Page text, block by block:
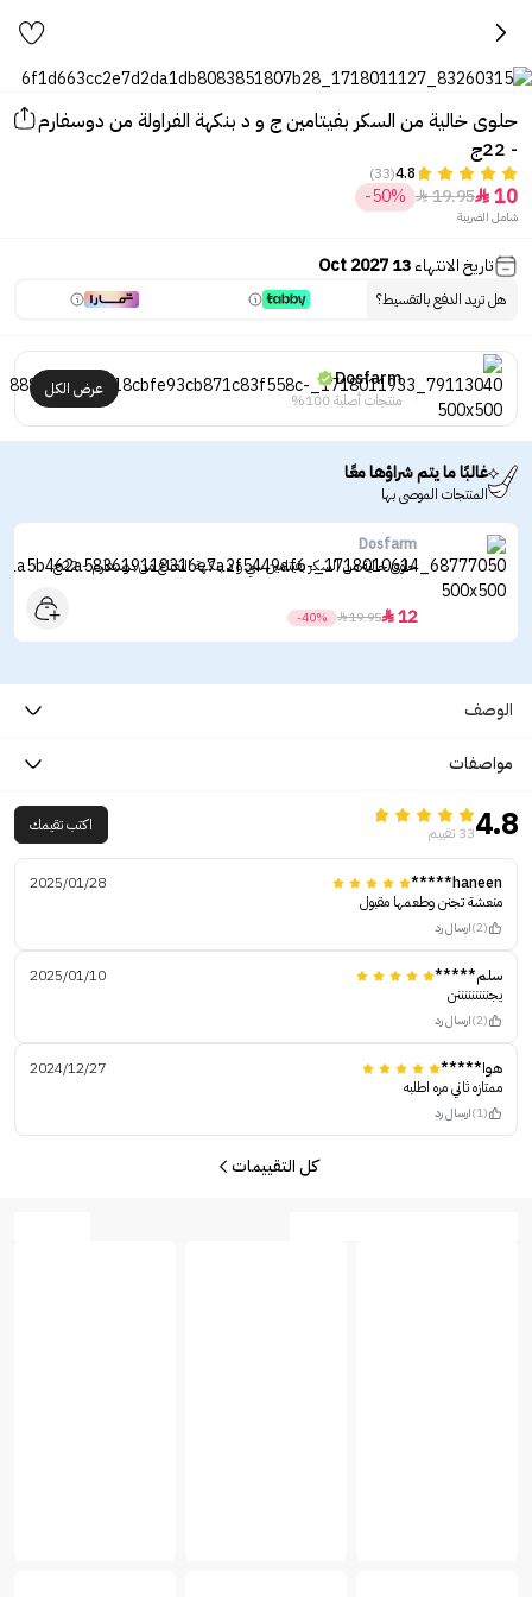
حلوى خالية من السكر بفيتامين ج و د بنكهة الفراولة من دوسفارم
- 22ج
4.8
(33)
10

19.95

-50%
شامل الضريبة
تاريخ الانتهاء13 Oct 2027
هل تريد الدفع بالتقسيط؟
Dosfarm
منتجات أصلية 100%
عرض الكل
غالبًا ما يتم شراؤها معًا
المنتجات الموصى بها
Dosfarm
حلوى خالية من السكر بفيتامين سي و د بنكهة النعناع من دوسفارم - 22ج
12

19.95

-40%
الوصف
مواصفات
4.833 تقييم اكتب تقيمك
haneen*****
2025/01/28
منعشة تجنن وطعمها مقبول
(2) ارسال رد
سلم*****
2025/01/10
يجنننننننننن
(2) ارسال رد
هوا*****
2024/12/27
ممتازه ثاني مره اطلبه
(1) ارسال رد
كل التقييمات